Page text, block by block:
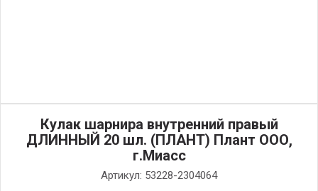
Кулак шарнира внутренний правый
ДЛИННЫЙ 20 шл. (ПЛАНТ) Плант ООО,
г.Миасс
Артикул: 53228-2304064